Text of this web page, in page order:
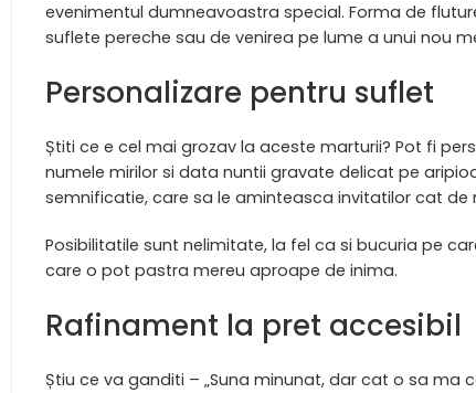
evenimentul dumneavoastra special. Forma de
suflete pereche sau de venirea pe lume a unui nou
Personalizare pentru suflet
Știti ce e cel mai grozav la aceste marturii? Pot fi
numele mirilor si data nuntii gravate delicat pe
semnificatie, care sa le aminteasca invitatilor cat
Posibilitatile sunt nelimitate, la fel ca si bucuria pe
care o pot pastra mereu aproape de inima.
Rafinament la pret accesibil
Știu ce va ganditi – „Suna minunat, dar cat o sa ma